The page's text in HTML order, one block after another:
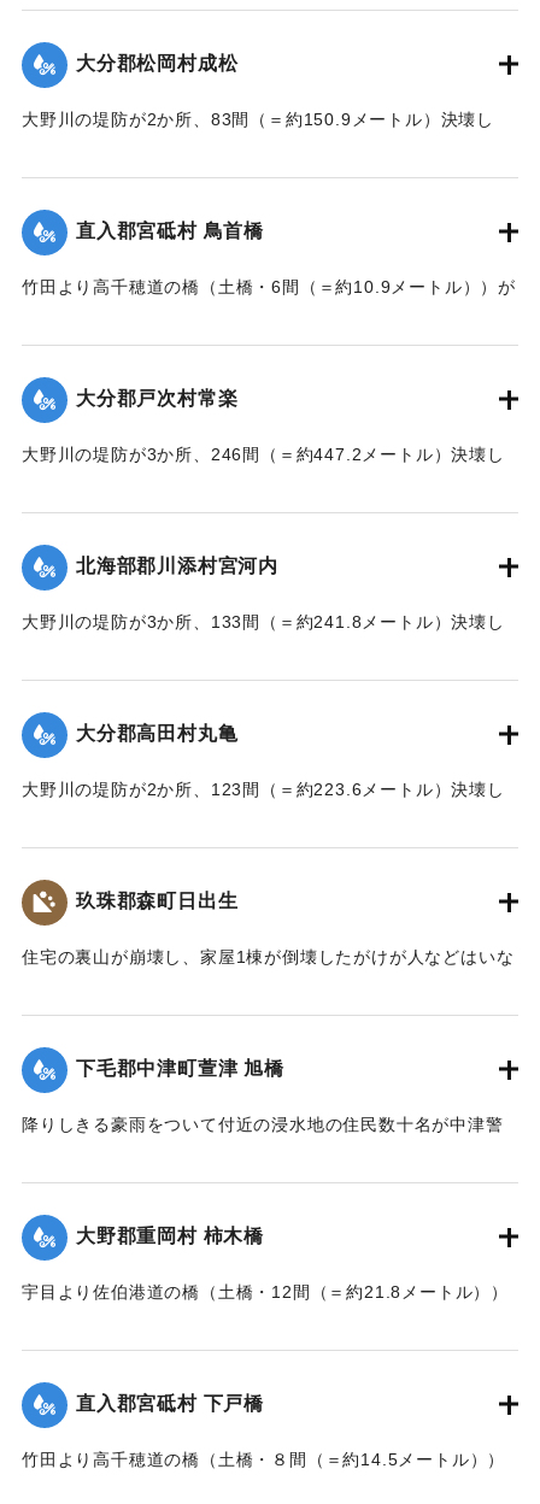
｜固有コード:
大分郡松岡村成松
大野川の堤防が2か所、83間（＝約150.9メートル）決壊し
｜固有コード: 002680208
直入郡宮砥村 鳥首橋
竹田より高千穂道の橋（土橋・6間（＝約10.9メートル））が
｜固有コード: 002680202
大分郡戸次村常楽
大野川の堤防が3か所、246間（＝約447.2メートル）決壊し
｜固有コード: 002680204
北海部郡川添村宮河内
大野川の堤防が3か所、133間（＝約241.8メートル）決壊し
｜固有コード: 002680205
大分郡高田村丸亀
大野川の堤防が2か所、123間（＝約223.6メートル）決壊し
｜固有コード: 002680206
玖珠郡森町日出生
住宅の裏山が崩壊し、家屋1棟が倒壊したがけが人などはいな
｜固有コード: 002680198
下毛郡中津町萱津 旭橋
降りしきる豪雨をついて付近の浸水地の住民数十名が中津警
水は明治26年の水害に比べても割合が大きく、浸水家屋が
200戸に及んでいるのは要するに排水地である橋の上に不自然
な住宅を建築する許可を当局が出したためとして、その不当
と13日以来、住民の間で協議が進められてきたが、費用など
憤慨している。
大野郡重岡村 柿木橋
宇目より佐伯港道の橋（土橋・12間（＝約21.8メートル））
｜固有コード: 002680200
直入郡宮砥村 下戸橋
竹田より高千穂道の橋（土橋・８間（＝約14.5メートル））